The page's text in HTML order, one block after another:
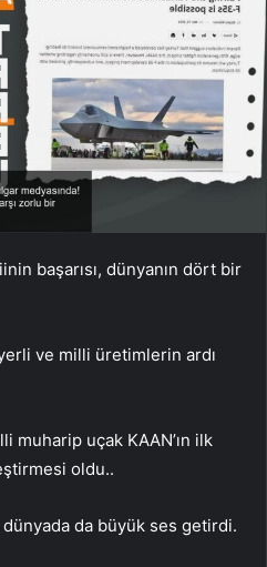
başarısı, dünyanın dört bir
ve milli üretimlerin ardı
muharip uçak KAAN’ın ilk
oldu..
dünyada da büyük ses getirdi.